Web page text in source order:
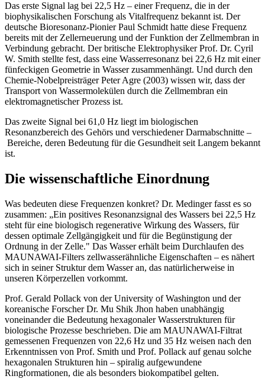
Das erste Signal lag bei 22,5 Hz – einer Frequenz, die in der
biophysikalischen Forschung als Vitalfrequenz bekannt ist. Der
deutsche Bioresonanz-Pionier Paul Schmidt hatte diese Frequenz
bereits mit der Zellerneuerung und der Funktion der Zellmembran in
Verbindung gebracht. Der britische Elektrophysiker Prof. Dr. Cyril
W. Smith stellte fest, dass eine Wasserresonanz bei 22,6 Hz mit einer
fünfeckigen Geometrie in Wasser zusammenhängt. Und durch den
Chemie-Nobelpreisträger Peter Agre (2003) wissen wir, dass der
Transport von Wassermolekülen durch die Zellmembran ein
elektromagnetischer Prozess ist.
Das zweite Signal bei 61,0 Hz liegt im biologischen
Resonanzbereich des Gehörs und verschiedener Darmabschnitte –
Bereiche, deren Bedeutung für die Gesundheit seit Langem bekannt
ist.
Die wissenschaftliche Einordnung
Was bedeuten diese Frequenzen konkret? Dr. Medinger fasst es so
zusammen: „Ein positives Resonanzsignal des Wassers bei 22,5 Hz
steht für eine biologisch regenerative Wirkung des Wassers, für
dessen optimale Zellgängigkeit und für die Begünstigung der
Ordnung in der Zelle." Das Wasser erhält beim Durchlaufen des
MAUNAWAI-Filters zellwasserähnliche Eigenschaften – es nähert
sich in seiner Struktur dem Wasser an, das natürlicherweise in
unseren Körperzellen vorkommt.
Prof. Gerald Pollack von der University of Washington und der
koreanische Forscher Dr. Mu Shik Jhon haben unabhängig
voneinander die Bedeutung hexagonaler Wasserstrukturen für
biologische Prozesse beschrieben. Die am MAUNAWAI-Filtrat
gemessenen Frequenzen von 22,6 Hz und 35 Hz weisen nach den
Erkenntnissen von Prof. Smith und Prof. Pollack auf genau solche
hexagonalen Strukturen hin – spiralig aufgewundene
Ringformationen, die als besonders biokompatibel gelten.